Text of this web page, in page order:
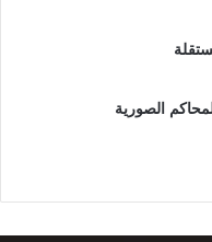
الصورية